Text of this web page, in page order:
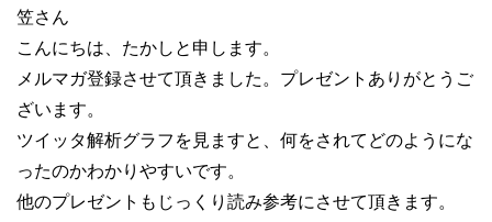
笠さん
こんにちは、たかしと申します。
メルマガ登録させて頂きました。プレゼントありがとうご
ざいます。
ツイッタ解析グラフを見ますと、何をされてどのようにな
ったのかわかりやすいです。
他のプレゼントもじっくり読み参考にさせて頂きます。